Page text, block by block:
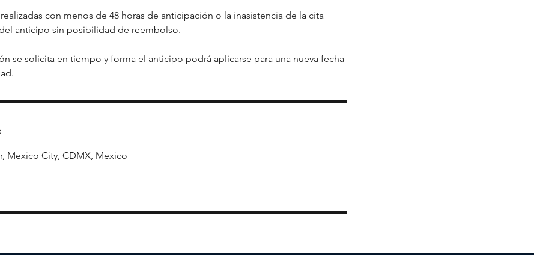
con menos de 48 horas de anticipación o la inasistencia de la cita
anticipo sin posibilidad de reembolso.
se solicita en tiempo y forma el anticipo podrá aplicarse para una nueva fecha
Mexico City, CDMX, Mexico